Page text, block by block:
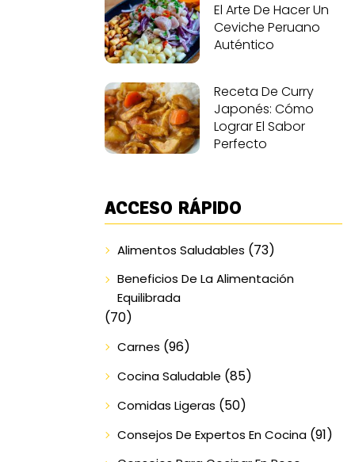
El Arte De Hacer Un
Ceviche Peruano
Auténtico
Receta De Curry
Japonés: Cómo
Lograr El Sabor
Perfecto
ACCESO RÁPIDO
Alimentos Saludables (73)
Beneficios De La Alimentación
Equilibrada
(70)
Carnes (96)
Cocina Saludable (85)
Comidas Ligeras (50)
Consejos De Expertos En Cocina(91)